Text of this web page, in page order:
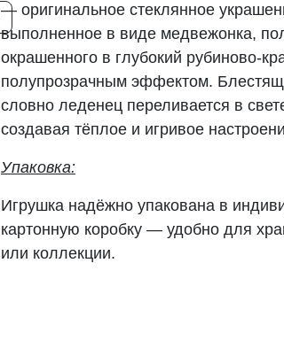
— оригинальное стеклянное
выполненное в виде медвежонка,
окрашенного в глубокий рубиново-
полупрозрачным эффектом.
словно леденец переливается в
создавая тёплое и игривое
Упаковка:
Игрушка надёжно упакована в
картонную коробку — удобно для
или коллекции.